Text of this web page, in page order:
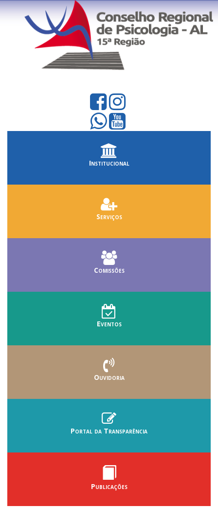
Institucional
Serviços
Comissões
Eventos
Ouvidoria
Portal da Transparência
Publicações